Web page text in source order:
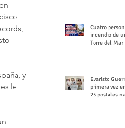
y
le
Cuatro
incendio de
Torre del Mar
Evaristo
primera vez
25 postales